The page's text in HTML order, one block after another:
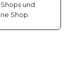
und
Shop.